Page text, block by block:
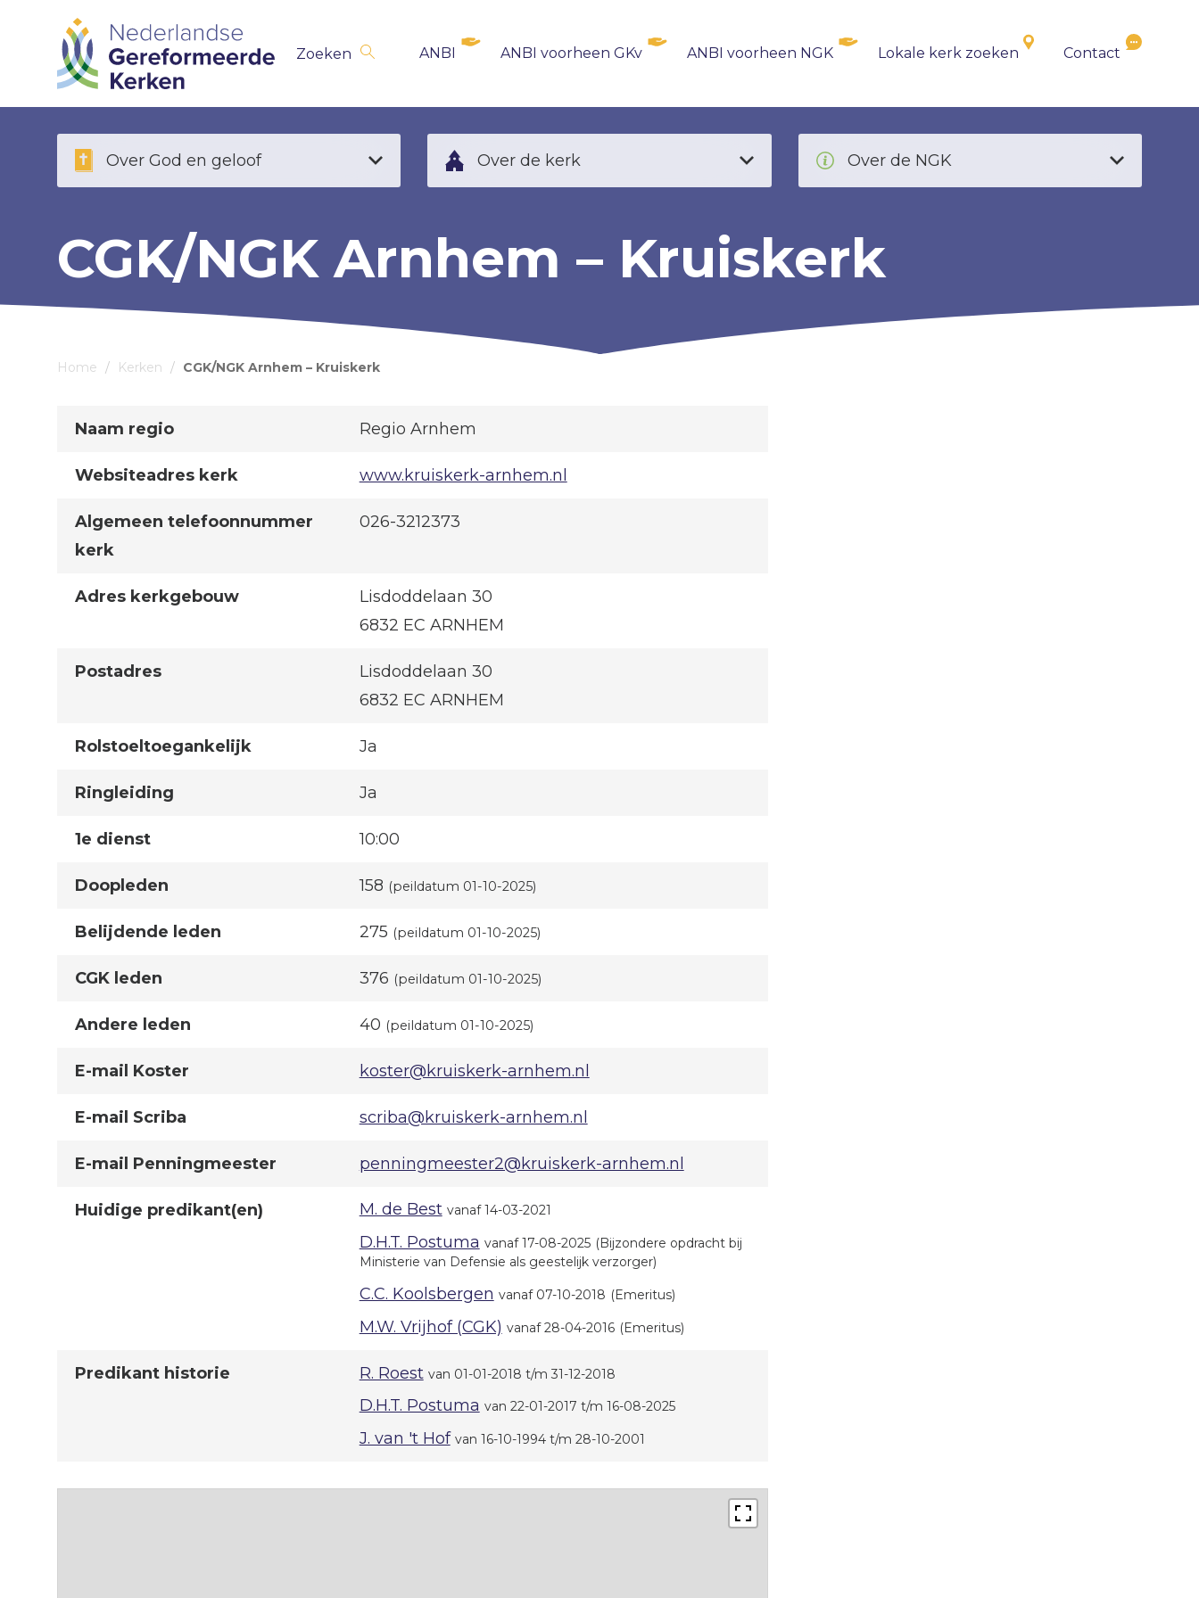
Skip
navigation
Over God en geloof Over de kerk Over de NGK
Zoeken ANBI ANBI voorheen GKv ANBI voorheen NGK Lokale kerk zoeken Contact
CGK/NGK Arnhem – Kruiskerk
Home / Kerken / CGK/NGK Arnhem – Kruiskerk
Naam regio Regio Arnhem
Websiteadres kerk www.kruiskerk-arnhem.nl
Algemeen telefoonnummer
kerk
026-3212373
Adres kerkgebouw
Lisdoddelaan 30
6832 EC ARNHEM
Postadres
Lisdoddelaan 30
6832 EC ARNHEM
Rolstoeltoegankelijk Ja
Ringleiding Ja
1e dienst 10:00
Doopleden 158 (peildatum 01-10-2025)
Belijdende leden 275 (peildatum 01-10-2025)
CGK leden 376 (peildatum 01-10-2025)
Andere leden 40 (peildatum 01-10-2025)
E-mail Koster koster@kruiskerk-arnhem.nl
E-mail Scriba scriba@kruiskerk-arnhem.nl
E-mail Penningmeester penningmeester2@kruiskerk-arnhem.nl
Huidige predikant(en) M. de Best vanaf 14-03-2021
D.H.T. Postuma vanaf 17-08-2025 (Bijzondere opdracht bij
Ministerie van Defensie als geestelijk verzorger)
C.C. Koolsbergen vanaf 07-10-2018 (Emeritus)
M.W. Vrijhof (CGK) vanaf 28-04-2016 (Emeritus)
Predikant historie R. Roest van 01-01-2018 t/m 31-12-2018
D.H.T. Postuma van 22-01-2017 t/m 16-08-2025
J. van 't Hof van 16-10-1994 t/m 28-10-2001